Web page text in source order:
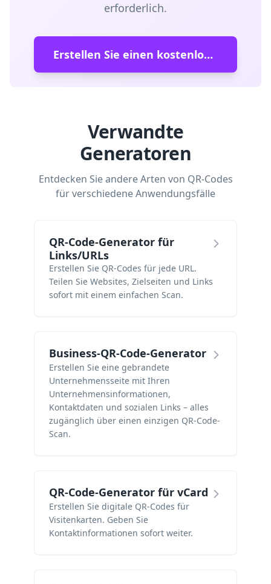
erforderlich.
Erstellen Sie einen kostenlosen QR-Code
Verwandte
Generatoren
Entdecken Sie andere Arten von QR-Codes
für verschiedene Anwendungsfälle
QR-Code-Generator für
Links/URLs
Erstellen Sie QR-Codes für jede URL.
Teilen Sie Websites, Zielseiten und Links
sofort mit einem einfachen Scan.
Business-QR-Code-Generator
Erstellen Sie eine gebrandete
Unternehmensseite mit Ihren
Unternehmensinformationen,
Kontaktdaten und sozialen Links – alles
zugänglich über einen einzigen QR-Code-
Scan.
QR-Code-Generator für vCard
Erstellen Sie digitale QR-Codes für
Visitenkarten. Geben Sie
Kontaktinformationen sofort weiter.